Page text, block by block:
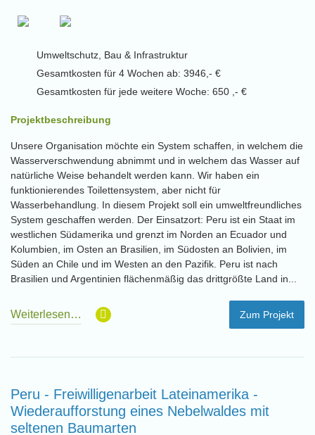
Umweltschutz, Bau & Infrastruktur
Gesamtkosten für 4 Wochen ab: 3946,- €
Gesamtkosten für jede weitere Woche: 650 ,- €
Projektbeschreibung
Unsere Organisation möchte ein System schaffen, in welchem die
Wasserverschwendung abnimmt und in welchem das Wasser auf
natürliche Weise behandelt werden kann. Wir haben ein
funktionierendes Toilettensystem, aber nicht für
Wasserbehandlung. In diesem Projekt soll ein umweltfreundliches
System geschaffen werden. Der Einsatzort: Peru ist ein Staat im
westlichen Südamerika und grenzt im Norden an Ecuador und
Kolumbien, im Osten an Brasilien, im Südosten an Bolivien, im
Süden an Chile und im Westen an den Pazifik. Peru ist nach
Brasilien und Argentinien flächenmäßig das drittgrößte Land in...
Weiterlesen… Zum Projekt
Peru - Freiwilligenarbeit Lateinamerika -
Wiederaufforstung eines Nebelwaldes mit
seltenen Baumarten